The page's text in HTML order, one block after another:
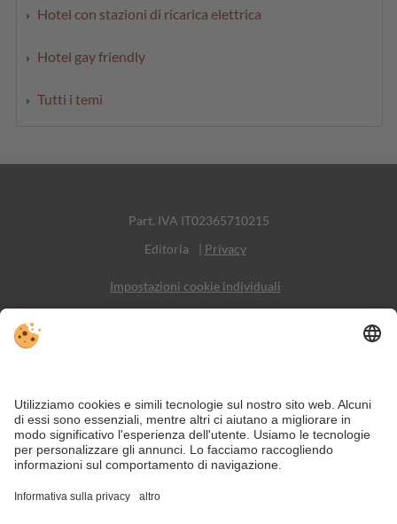
Hotel con stazioni di ricarica elettrica
Hotel gay friendly
Tutti i temi
Part. IVA IT02365710215
Editoria
| Privacy
Impostazioni cookie individuali
Social Media
Nonostante il lavoro accurato e il costante aggiornamento dei contenuti,